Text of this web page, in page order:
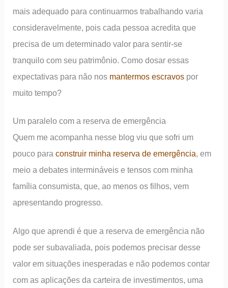
mais adequado para continuarmos trabalhando varia
consideravelmente, pois cada pessoa acredita que
precisa de um determinado valor para sentir-se
tranquilo com seu patrimônio. Como dosar essas
expectativas para não nos mantermos escravos por
muito tempo?
Um paralelo com a reserva de emergência
Quem me acompanha nesse blog viu que sofri um
pouco paraconstruir minha reserva de emergência, em
meio a debates intermináveis e tensos com minha
família consumista, que, ao menos os filhos, vem
apresentando progresso.
Algo que aprendi é que a reserva de emergência não
pode ser subavaliada, pois podemos precisar desse
valor em situações inesperadas e não podemos contar
com as aplicações da carteira de investimentos, uma